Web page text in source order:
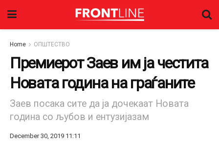
Home ОПШТЕСТВО
Премиерот Заев им ја честита
Новата година на граѓаните
Заев посака сите да ја дочекаат Новата
година со љубов и ентузијазам
December 30, 2019 11:11